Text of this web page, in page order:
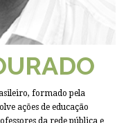
formado pela
ações de educação
da rede pública e